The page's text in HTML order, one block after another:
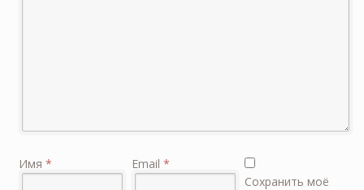
Имя * Email *
Сохранить моё